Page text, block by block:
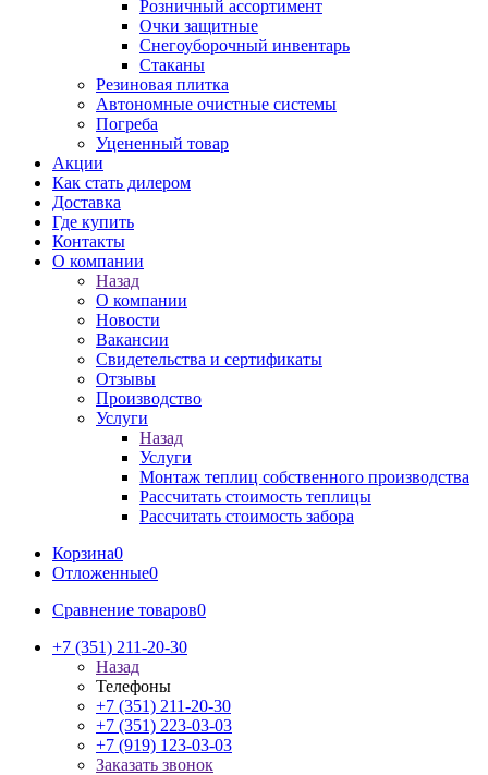
Розничный ассортимент
Очки защитные
Снегоуборочный инвентарь
Стаканы
Резиновая плитка
Автономные очистные системы
Погреба
Уцененный товар
Акции
Как стать дилером
Доставка
Где купить
Контакты
О компании
Назад
О компании
Новости
Вакансии
Свидетельства и сертификаты
Отзывы
Производство
Услуги
Назад
Услуги
Монтаж теплиц собственного производства
Рассчитать стоимость теплицы
Рассчитать стоимость забора
Корзина0
Отложенные0
Сравнение товаров0
+7 (351) 211-20-30
Назад
Телефоны
+7 (351) 211-20-30
+7 (351) 223-03-03
+7 (919) 123-03-03
Заказать звонок